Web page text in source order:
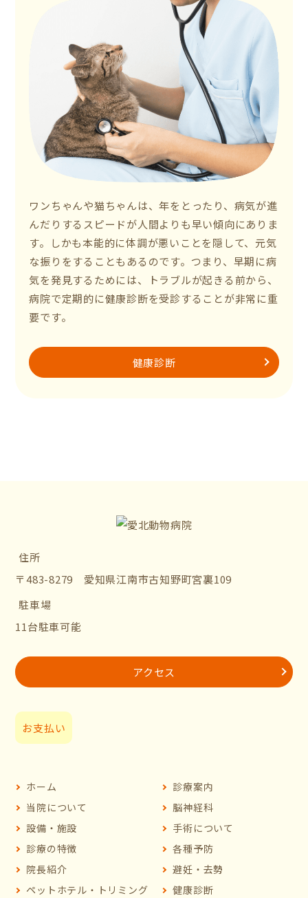
ワンちゃんや猫ちゃんは、年をとったり、病気が進
んだりするスピードが人間よりも早い傾向にありま
す。しかも本能的に体調が悪いことを隠して、元気
な振りをすることもあるのです。つまり、早期に病
気を発見するためには、トラブルが起きる前から、
病院で定期的に健康診断を受診することが非常に重
要です。
健康診断
住所
〒483-8279 愛知県江南市古知野町宮裏109
駐車場
11台駐車可能
アクセス
お支払い
ホーム
当院について
設備・施設
診療の特徴
院長紹介
ペットホテル・トリミング
診療案内
脳神経科
手術について
各種予防
避妊・去勢
健康診断